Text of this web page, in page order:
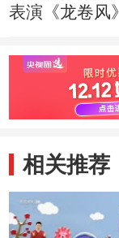
表演《龙卷风》
相关推荐